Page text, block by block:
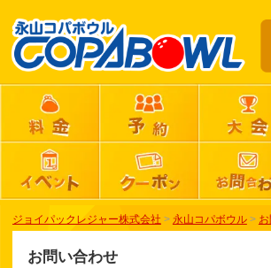
ジョイパックレジャー株式会社 > 永山コパボウル >
お問い合わせ